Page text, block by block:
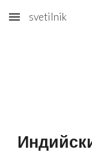
Skip to main content
svetilnik